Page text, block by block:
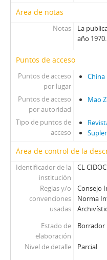
Área de notas
Notas
La
año 1970.
Puntos de acceso
Puntos de acceso
por lugar
China
Puntos de acceso
por autoridad
Mao
Tipo de puntos de
acceso
Área de control de la
Identificador de la
institución
CL CIDOC
Reglas y/o
convenciones
usadas
Consejo
Norma
Estado de
elaboración
Borrador
Nivel de detalle
Parcial